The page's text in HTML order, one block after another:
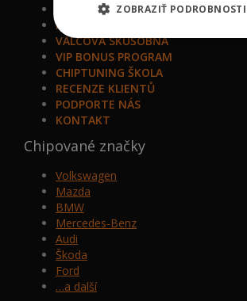
FAQ (ČASTO KLADENÉ OTÁZKY)
PROČ MY
VÁLCOVÁ SKÚŠOBŇA
VIP BONUS PROGRAM
CHIPTUNING ŠKOLA
RECENZE KLIENTŮ
PODPORTE NÁS
KONTAKT
Chipované značky
Volkswagen
Mazda
BMW
Mercedes-Benz
Audi
Škoda
Ford
…a další
ZOBRAZIŤ PODROBNOSTI